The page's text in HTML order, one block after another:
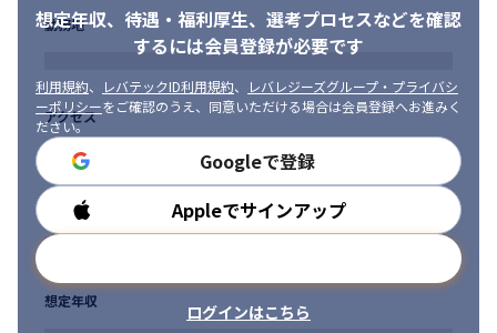
想定年収、待遇・福利厚生、 選考プロセスなどを確認
するには会員登録が必要です
利用規約、 レバテックID利用規約、
レバレジーズグループ・プライバシ
ーポリシーをご確認のうえ、同意いただける場合は会員登録へお進みく
ださい。
Googleで登録
Appleでサインアップ
ログインはこちら
勤務地
アクセス
勤務時間
想定年収